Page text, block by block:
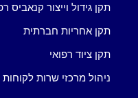
תקן גידול וייצור קנאביס
תקן אחריות חברתית
תקן ציוד רפואי
ניהול מרכזי שרות לקוחות